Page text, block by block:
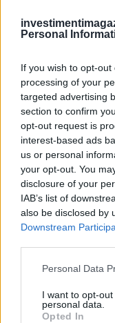
Personal
If you wish to opt-
processing of your
targeted advertising
section to confirm
opt-out request is
interest-based ads
us or personal
your opt-out. You
disclosure of your
IAB’s list of
also be disclosed by
Downstream
Please note that
not limited to your
grant or deny
Personal Data
I want to opt-
personal data.
Opted In